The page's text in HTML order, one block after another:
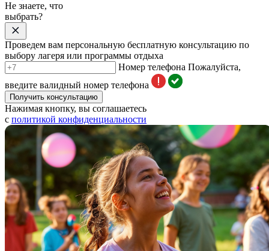
Не знаете, что
выбрать?
Проведем вам персональную бесплатную консультацию по
выбору лагеря или программы отдыха
Номер телефона Пожалуйста,
введите валидный номер телефона
Получить консультацию
Нажимая кнопку, вы соглашаетесь
с политикой конфиденциальности